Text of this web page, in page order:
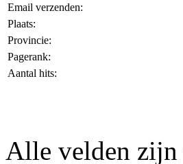
Email verzenden:
Plaats:
Provincie:
Pagerank:
Aantal hits:
Alle velden